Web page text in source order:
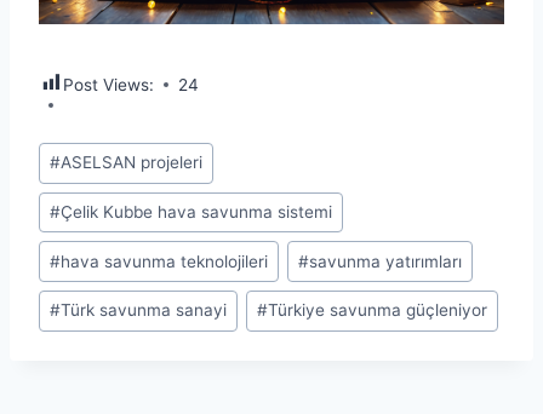
Post Views: 24
Post
Tags:
#ASELSAN projeleri
#Çelik Kubbe hava savunma sistemi
#hava savunma teknolojileri #savunma yatırımları
#Türk savunma sanayi #Türkiye savunma güçleniyor